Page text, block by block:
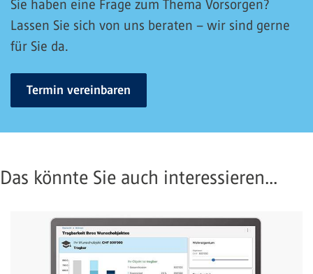
Sie haben eine Frage zum Thema Vorsorgen?
Lassen Sie sich von uns beraten – wir sind gerne
für Sie da.
Termin vereinbaren
Das könnte Sie auch interessieren...